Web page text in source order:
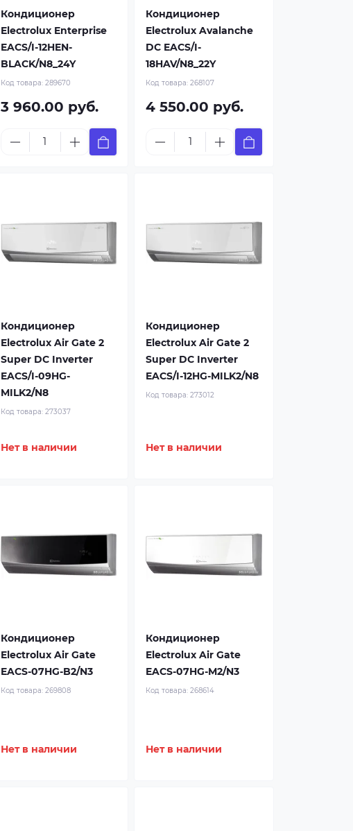
Кондиционер
Electrolux Enterprise
EACS/I-12HEN-
BLACK/N8_24Y
Код товара: 289670
3 960.00 руб.
Кондиционер
Electrolux Avalanche
DC EACS/I-
18HAV/N8_22Y
Код товара:268107
4 550.00 руб.
Кондиционер
Electrolux Air Gate 2
Super DC Inverter
EACS/I-09HG-
MILK2/N8
Код товара: 273037
Нет в наличии
Кондиционер
Electrolux Air Gate 2
Super DC Inverter
EACS/I-12HG-MILK2/N8
Код товара:273012
Нет в наличии
Кондиционер
Electrolux Air Gate
EACS-07HG-B2/N3
Код товара: 269808
Нет в наличии
Кондиционер
Electrolux Air Gate
EACS-07HG-M2/N3
Код товара:268614
Нет в наличии